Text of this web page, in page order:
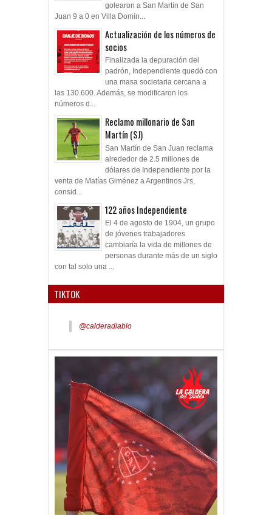
golearon a San Martín de San
Juan 9 a 0 en Villa Domín...
Actualización de los números de
socios
Finalizada la depuración del
padrón, Independiente quedó con
una masa societaria cercana a
las 130.600. Además, se modificaron los
números d...
Reclamo millonario de San
Martín (SJ)
San Martín de San Juan reclama
alrededor de 2.5 millones de
dólares de Independiente por la
venta de Matías Giménez a Argentinos Jrs,
consid...
122 años Independiente
El 4 de agosto de 1904, un grupo
de jóvenes trabajadores
cambiaría la vida de millones de
personas durante más de un siglo
con tal solo una ...
TIKTOK
@calderadiablo